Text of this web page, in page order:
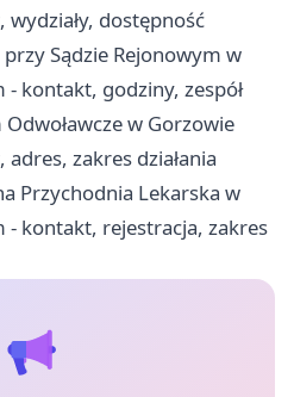
dostępność
Sądzie Rejonowym w
kontakt, godziny, zespół
w Gorzowie
zakres działania
Przychodnia Lekarska w
- kontakt, rejestracja, zakres